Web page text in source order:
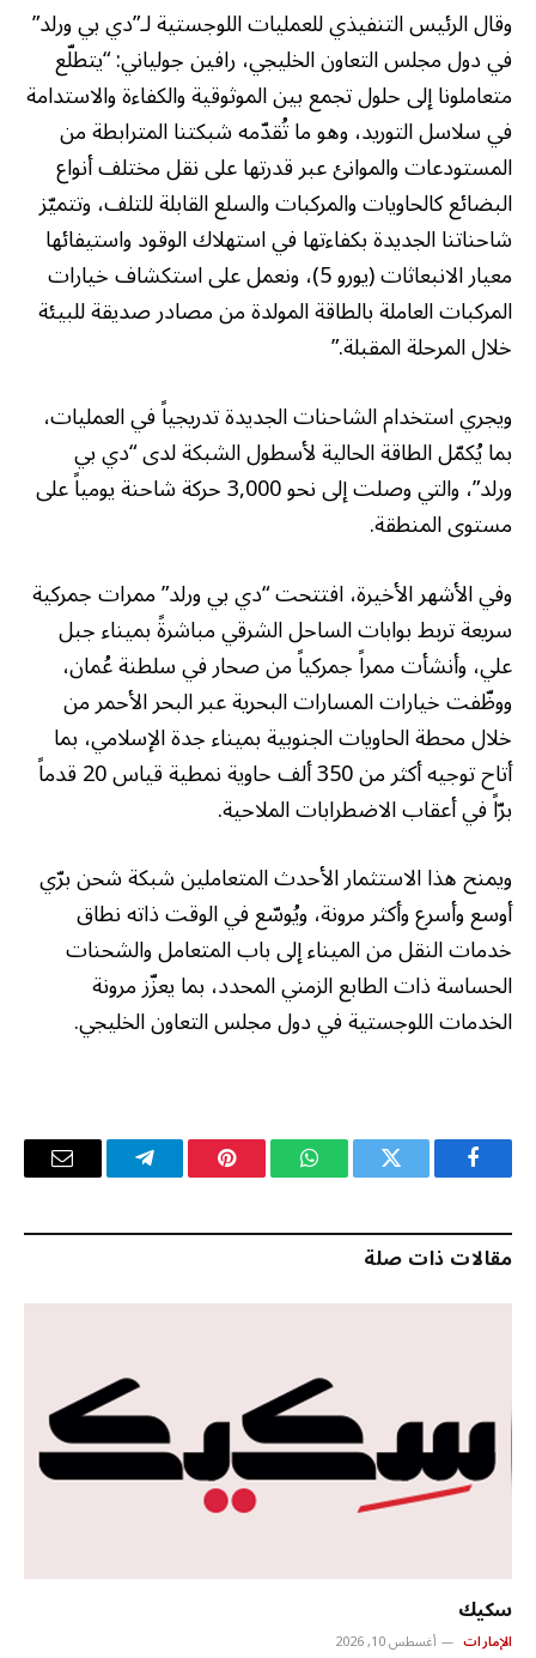
وقال الرئيس التنفيذي للعمليات اللوجستية لـ”دي بي ورلد”
في دول مجلس التعاون الخليجي، رافين جولياني: “يتطلّع
متعاملونا إلى حلول تجمع بين الموثوقية والكفاءة والاستدامة
في سلاسل التوريد، وهو ما تُقدّمه شبكتنا المترابطة من
المستودعات والموانئ عبر قدرتها على نقل مختلف أنواع
البضائع كالحاويات والمركبات والسلع القابلة للتلف، وتتميّز
شاحناتنا الجديدة بكفاءتها في استهلاك الوقود واستيفائها
معيار الانبعاثات (يورو 5)، ونعمل على استكشاف خيارات
المركبات العاملة بالطاقة المولدة من مصادر صديقة للبيئة
خلال المرحلة المقبلة.”
ويجري استخدام الشاحنات الجديدة تدريجياً في العمليات،
بما يُكمّل الطاقة الحالية لأسطول الشبكة لدى “دي بي
ورلد”، والتي وصلت إلى نحو 3,000 حركة شاحنة يومياً على
مستوى المنطقة.
وفي الأشهر الأخيرة، افتتحت “دي بي ورلد” ممرات جمركية
سريعة تربط بوابات الساحل الشرقي مباشرةً بميناء جبل
علي، وأنشأت ممراً جمركياً من صحار في سلطنة عُمان،
ووظّفت خيارات المسارات البحرية عبر البحر الأحمر من
خلال محطة الحاويات الجنوبية بميناء جدة الإسلامي، بما
أتاح توجيه أكثر من 350 ألف حاوية نمطية قياس 20 قدماً
برّاً في أعقاب الاضطرابات الملاحية.
ويمنح هذا الاستثمار الأحدث المتعاملين شبكة شحن برّي
أوسع وأسرع وأكثر مرونة، ويُوسّع في الوقت ذاته نطاق
خدمات النقل من الميناء إلى باب المتعامل والشحنات
الحساسة ذات الطابع الزمني المحدد، بما يعزّز مرونة
الخدمات اللوجستية في دول مجلس التعاون الخليجي.
فيسبوك تويتر واتساب بينتيريستتيلقرام
البريد
مقالات ذات صلة
سكيك
الإمارات أغسطس 10, 2026